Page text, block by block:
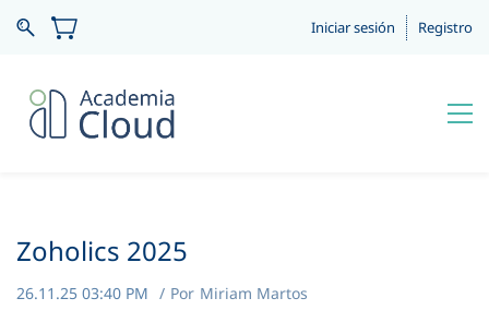
Iniciar sesión Registro
Zoholics 2025
26.11.25 03:40 PM Por Miriam Martos